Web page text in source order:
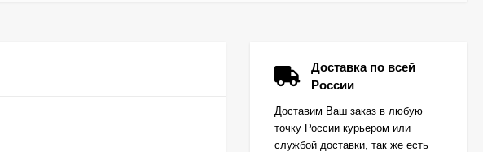
Доставка по всей
России
Доставим Ваш заказ в любую
точку России курьером или
службой доставки, так же есть